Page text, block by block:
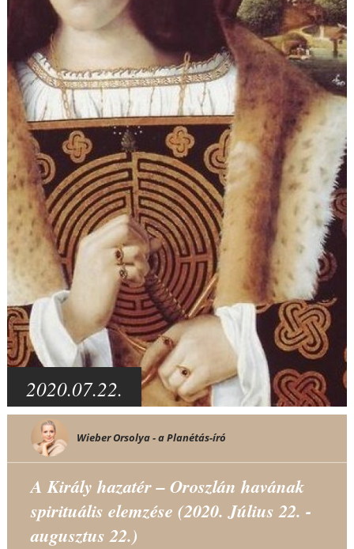
2020.07.22.
Wieber Orsolya - a Planétás-író
A Király hazatér – Oroszlán havának
spirituális elemzése (2020. Július 22. -
augusztus 22.)